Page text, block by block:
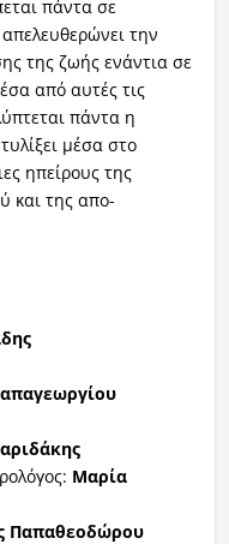
πάντα σε
την
της ζωής ενάντια σε
από αυτές τις
πάντα η
μέσα στο
ηπείρους της
και της απο-
Μαρία
Παπαθεοδώρου